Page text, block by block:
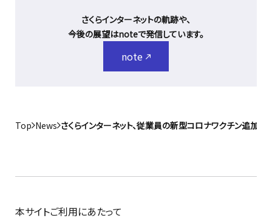
さくらインターネットの軌跡や、
今後の展望はnoteで発信しています。
note
Top News さくらインターネット、従業員の新型コロナワクチン追
本サイトご利用にあたって